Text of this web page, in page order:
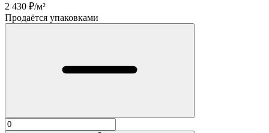
2 430 ₽/м²
Продаётся упаковками